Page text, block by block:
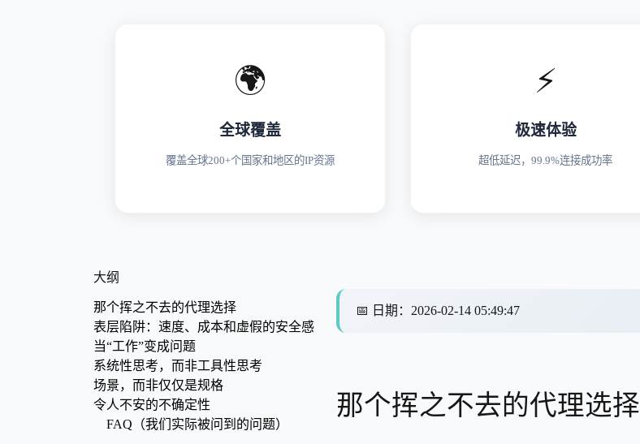
🌍
全球覆盖
覆盖全球200+个国家和地区的IP资源
⚡
极速体验
超低延迟，99.9%连接成功率
大纲
那个挥之不去的代理选择
表层陷阱：速度、成本和虚假的安全感
当“工作”变成问题
系统性思考，而非工具性思考
场景，而非仅仅是规格
令人不安的不确定性
FAQ（我们实际被问到的问题）
📅 日期 ： 2026-02-14 05:49:47
那个挥之不去的代理选择